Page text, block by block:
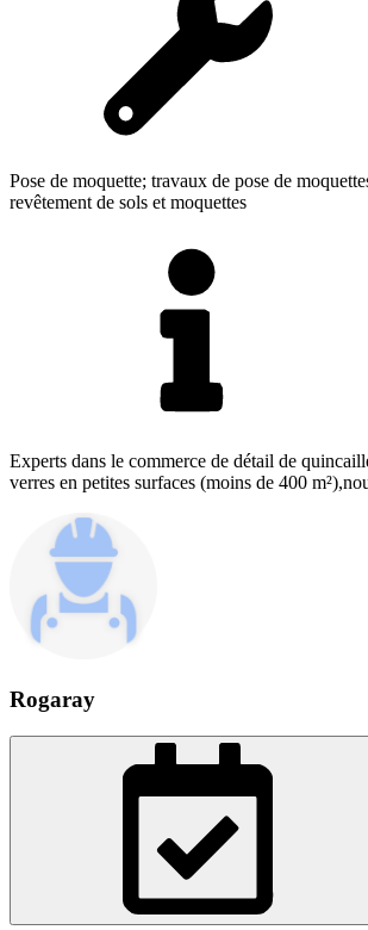
Pose de moquette; travaux de pose de
revêtement de sols et moquettes
Experts dans le commerce de détail de
verres en petites surfaces (moins de 400
Rogaray